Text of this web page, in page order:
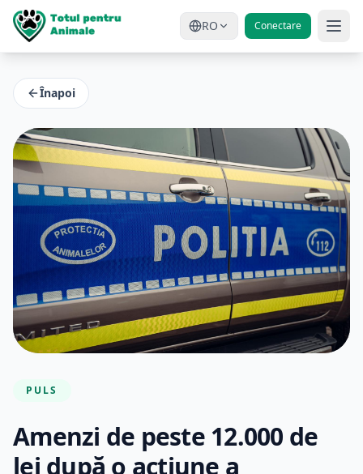
RO Conectare
Înapoi
PULS
Amenzi de peste 12.000 de
lei după o acțiune a